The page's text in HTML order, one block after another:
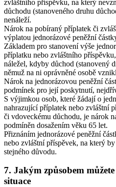
zvláštního příspěvku, na který
důchodu (stanoveného druhu
nenáleží.
Nárok na pobíraný příplatek či
výplatou jednorázové peněžní
Základem pro stanovení výše
příplatku nebo zvláštního
náležel, kdyby důchod (stanovený
němuž na ni oprávněné osobě
Nárok na jednorázovou peněžní
podmínek pro její poskytnutí,
S výjimkou osob, které žádají o
nahrazující příplatek nebo zvláštní
či vdoveckému důchodu, je nárok
podmíněn dosažením věku 65 let.
Přiznáním jednorázové peněžní
nebo zvláštní příspěvek, na který
stejného důvodu.
7. Jakým způsobem
situace